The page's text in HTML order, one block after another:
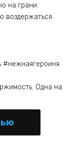
на грани.
воздержаться.
#нежнаягероиня
Одна на